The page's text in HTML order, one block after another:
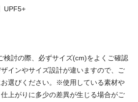
UPF5+
検討の際、必ずサイズ(cm)をよくご確認
インやサイズ設計が違いますので、ご
選びください。※使用している素材や
上がりに多少の差異が生じる場合がご